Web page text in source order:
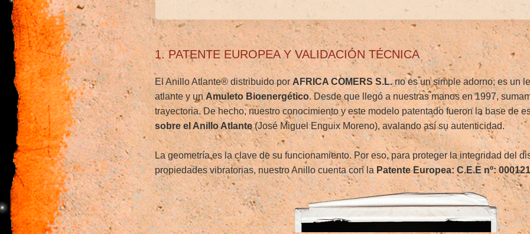
1. PATENTE EUROPEA Y VALIDACIÓN TÉCNICA
El Anillo Atlante® distribuido porAFRICA COMERS S.L.no es un simple adorno; es un
atlante y unAmuleto Bioenergético. Desde que llegó a nuestras manos en 1997,
trayectoria. De hecho, nuestro conocimiento y este modelo patentado fueron la base de
sobre el Anillo Atlante(José Miguel Enguix Moreno), avalando así su autenticidad.
La geometría es la clave de su funcionamiento. Por eso, para proteger la integridad del
propiedades vibratorias, nuestro Anillo cuenta con la Patente Europea: C.E.E nº: